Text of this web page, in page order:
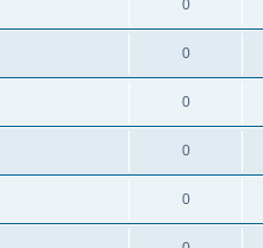
0
0
0
0
0